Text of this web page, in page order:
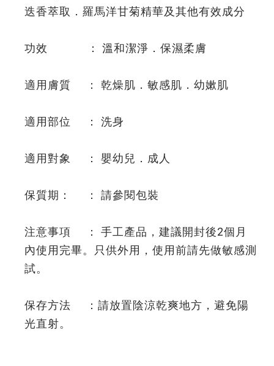
迭香萃取．羅馬洋甘菊精華及其他有效成分
功效 ： 溫和潔淨．保濕柔膚
適用膚質 ： 乾燥肌．敏感肌．幼嫰肌
適用部位 ： 洗身
適用對象 ： 嬰幼兒．成人
保質期： ： 請參閱包裝
注意事項 ： 手工產品，建議開封後2個月
內使用完畢。只供外用，使用前請先做敏感測
試。
保存方法 ：請放置陰涼乾爽地方，避免陽
光直射。